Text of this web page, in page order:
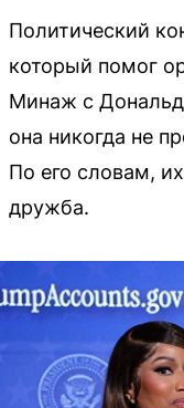
Политический
который помог
Минаж с
она никогда не
По его словам,
дружба.